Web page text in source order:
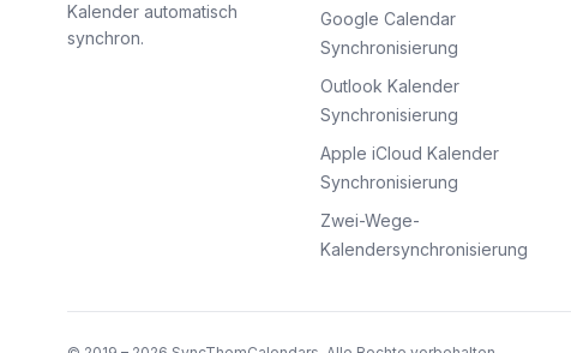
Kalender automatisch
synchron.
Google Calendar
Synchronisierung
Outlook Kalender
Synchronisierung
Apple iCloud Kalender
Synchronisierung
Zwei-Wege-
Kalendersynchronisierung